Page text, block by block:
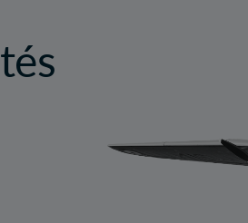
Gestion Pembroke Limitée